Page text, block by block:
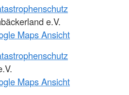
e.V.
Maps Ansicht
Maps Ansicht